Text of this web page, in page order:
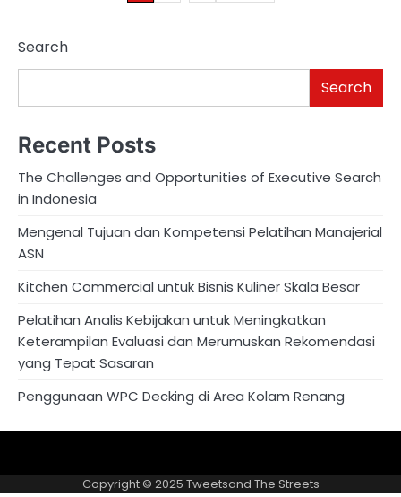
Search
Search
Recent Posts
The Challenges and Opportunities of Executive Search
in Indonesia
Mengenal Tujuan dan Kompetensi Pelatihan Manajerial
ASN
Kitchen Commercial untuk Bisnis Kuliner Skala Besar
Pelatihan Analis Kebijakan untuk Meningkatkan
Keterampilan Evaluasi dan Merumuskan Rekomendasi
yang Tepat Sasaran
Penggunaan WPC Decking di Area Kolam Renang
US
Policy
Copyright © 2025 Tweetsand The Streets